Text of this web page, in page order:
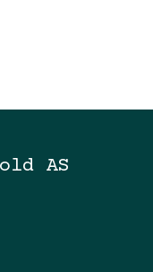
AS